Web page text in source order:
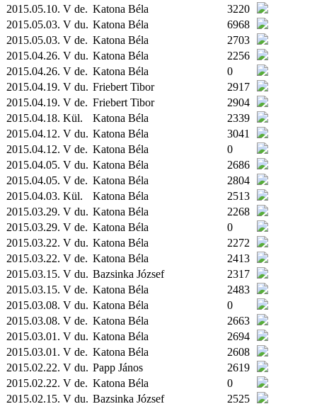
2015.05.10. V de. Katona Béla
3220
2015.05.03. V du. Katona Béla
6968
2015.05.03. V de. Katona Béla
2703
2015.04.26. V du. Katona Béla
2256
2015.04.26. V de. Katona Béla
0
2015.04.19. V du. Friebert Tibor
2917
2015.04.19. V de. Friebert Tibor
2904
2015.04.18. Kül. Katona Béla
2339
2015.04.12. V du. Katona Béla
3041
2015.04.12. V de. Katona Béla
0
2015.04.05. V du. Katona Béla
2686
2015.04.05. V de. Katona Béla
2804
2015.04.03. Kül. Katona Béla
2513
2015.03.29. V du. Katona Béla
2268
2015.03.29. V de. Katona Béla
0
2015.03.22. V du. Katona Béla
2272
2015.03.22. V de. Katona Béla
2413
2015.03.15. V du. Bazsinka József
2317
2015.03.15. V de. Katona Béla
2483
2015.03.08. V du. Katona Béla
0
2015.03.08. V de. Katona Béla
2663
2015.03.01. V du. Katona Béla
2694
2015.03.01. V de. Katona Béla
2608
2015.02.22. V du. Papp János
2619
2015.02.22. V de. Katona Béla
0
2015.02.15. V du. Bazsinka József
2525